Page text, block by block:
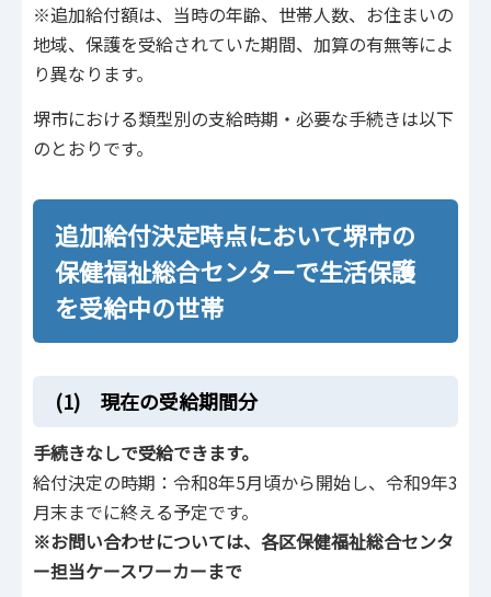
※追加給付額は、当時の年齢、世帯人数、お住まいの
地域、保護を受給されていた期間、加算の有無等によ
り異なります。
堺市における類型別の支給時期・必要な手続きは以下
のとおりです。
追加給付決定時点において堺市の
保健福祉総合センターで生活保護
を受給中の世帯
(1) 現在の受給期間分
手続きなしで受給できます。
給付決定の時期：令和8年5月頃から開始し、令和9年3
月末までに終える予定です。
※お問い合わせについては、各区保健福祉総合センタ
ー担当ケースワーカーまで